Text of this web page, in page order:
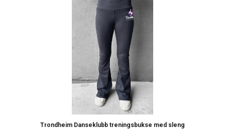
Trondheim Danseklubb treningsbukse med sleng